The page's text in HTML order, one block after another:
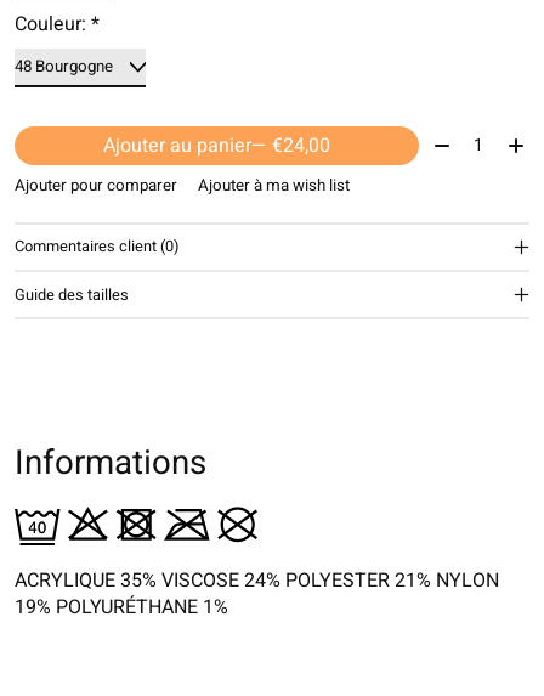
Couleur: *
Ajouter au panier — €24,00 Quantité:
Ajouter pour comparer Ajouter à ma wish list
Commentaires client (0)
Guide des tailles
Informations
ACRYLIQUE 35% VISCOSE 24% POLYESTER 21% NYLON
19% POLYURÉTHANE 1%